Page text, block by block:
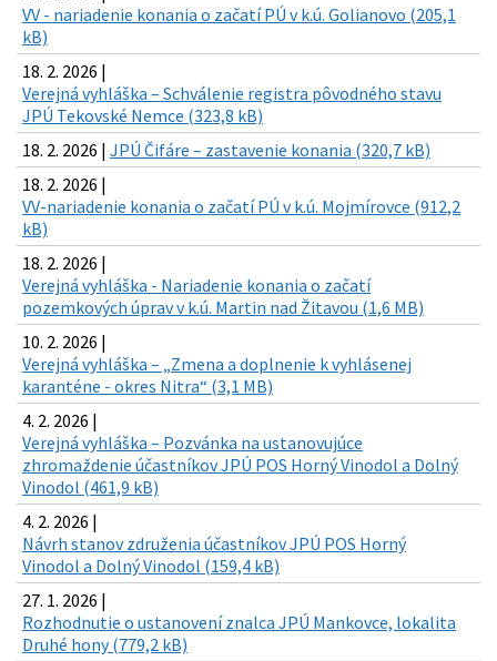
VV - nariadenie konania o začatí PÚ v k.ú. Golianovo (205,1
kB)
18. 2. 2026 |
Verejná vyhláška – Schválenie registra pôvodného stavu
JPÚ Tekovské Nemce (323,8 kB)
18. 2. 2026 | JPÚ Čifáre – zastavenie konania (320,7 kB)
18. 2. 2026 |
VV-nariadenie konania o začatí PÚ v k.ú. Mojmírovce (912,2
kB)
18. 2. 2026 |
Verejná vyhláška - Nariadenie konania o začatí
pozemkových úprav v k.ú. Martin nad Žitavou (1,6 MB)
10. 2. 2026 |
Verejná vyhláška – „Zmena a doplnenie k vyhlásenej
karanténe - okres Nitra“ (3,1 MB)
4. 2. 2026 |
Verejná vyhláška – Pozvánka na ustanovujúce
zhromaždenie účastníkov JPÚ POS Horný Vinodol a Dolný
Vinodol (461,9 kB)
4. 2. 2026 |
Návrh stanov združenia účastníkov JPÚ POS Horný
Vinodol a Dolný Vinodol (159,4 kB)
27. 1. 2026 |
Rozhodnutie o ustanovení znalca JPÚ Mankovce, lokalita
Druhé hony (779,2 kB)